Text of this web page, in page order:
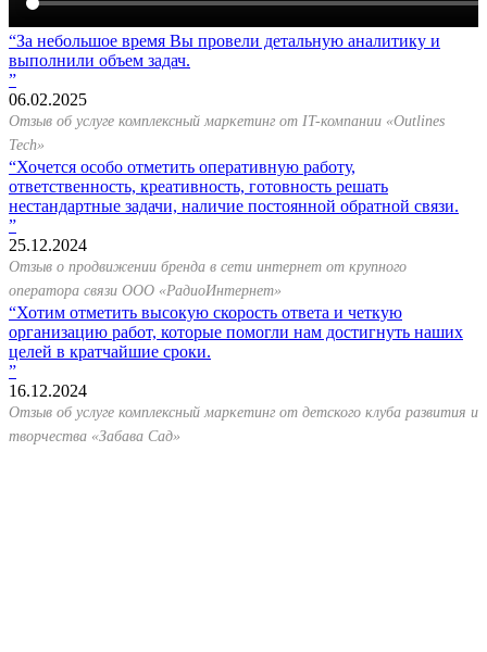
За небольшое время Вы провели детальную аналитику и
выполнили объем задач.
06.02.2025
Отзыв об услуге комплексный маркетинг от IT-компании «Outlines
Tech»
Хочется особо отметить оперативную работу,
ответственность, креативность, готовность решать
нестандартные задачи, наличие постоянной обратной связи.
25.12.2024
Отзыв о продвижении бренда в сети интернет от крупного
оператора связи ООО «РадиоИнтернет»
Хотим отметить высокую скорость ответа и четкую
организацию работ, которые помогли нам достигнуть наших
целей в кратчайшие сроки.
16.12.2024
Отзыв об услуге комплексный маркетинг от детского клуба развития и
творчества «Забава Сад»